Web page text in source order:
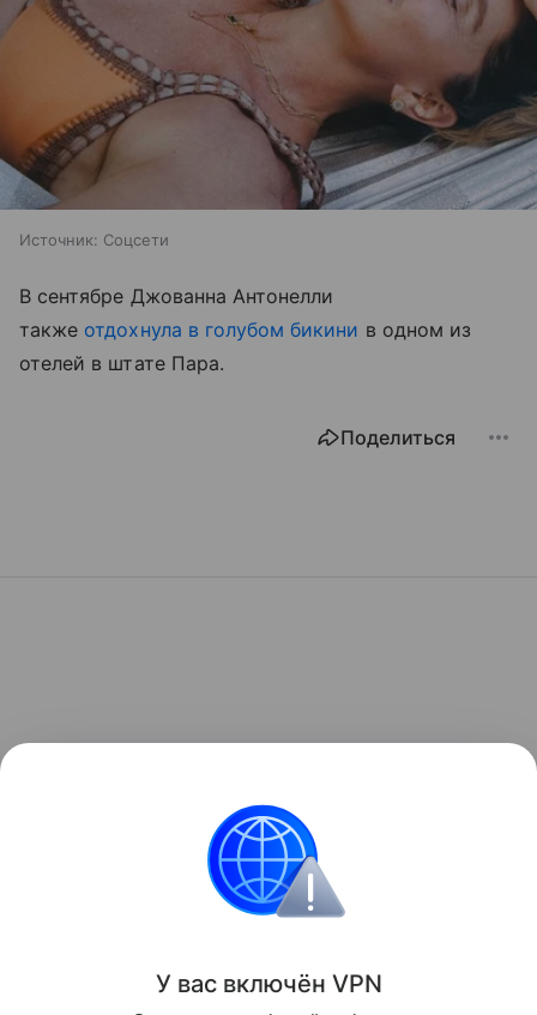
Источник: Соцсети
В сентябре Джованна Антонелли
также отдохнула в голубом бикини в одном из
отелей в штате Пара.
Поделиться
У вас включён VPN